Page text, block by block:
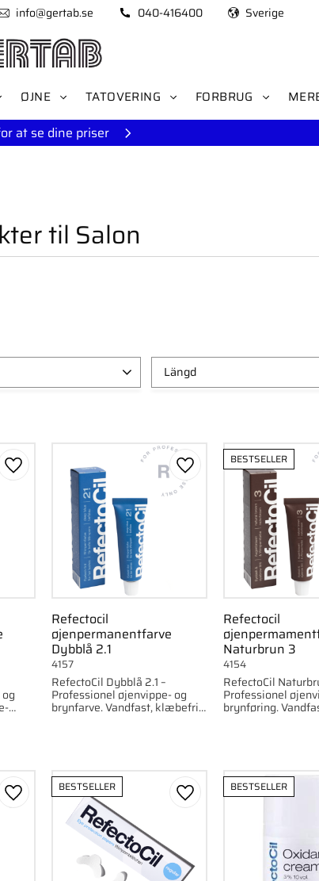
info@gertab.se 040-416400 Sverige
ØJNE TATOVERING FORBRUG
at se dine priser
til Salon
Längd
1
Gem som favorit
Refectocil
øjenpermanentfarve
Dybblå 2.1
RefectoCil Dybblå 2.1 –
Professionel øjenvippe- og
brynfarve. Vandfast, klæbefri
4157
Gem som favorit
Refectocil
Naturbrun 3
RefectoCil
Professionel
brynføring.
4154
BESTSELLER
Gem som favorit
BESTSELLER
Gem som favorit
BESTSELLER